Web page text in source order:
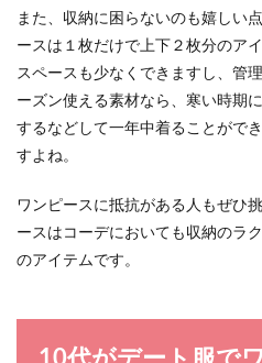
決めるという
は充分な選び
アクリル
ウール素材の
るアクリル素
卒業式の
また、収納に困らないのも嬉しい
ースは１枚だけで上下２枚分のア
スペースも少なくできますし、管
ーズン使える素材なら、寒い時期
するなどして一年中着ることがで
すよね。
ワンピースに抵抗がある人もぜひ
ースはコーデにおいても収納のラ
のアイテムです。